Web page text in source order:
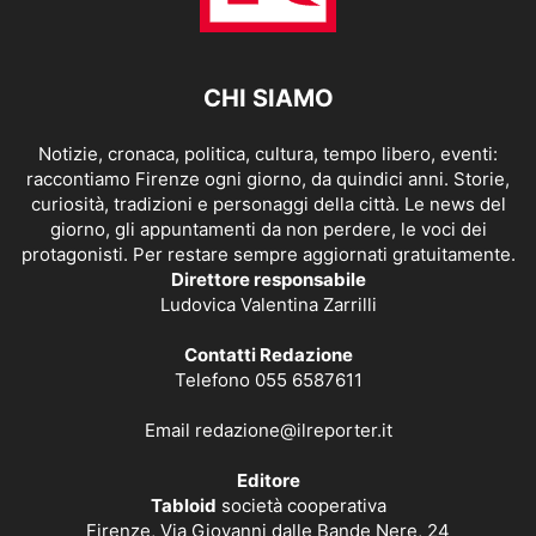
CHI SIAMO
Notizie, cronaca, politica, cultura, tempo libero, eventi:
raccontiamo Firenze ogni giorno, da quindici anni. Storie,
curiosità, tradizioni e personaggi della città. Le news del
giorno, gli appuntamenti da non perdere, le voci dei
protagonisti. Per restare sempre aggiornati gratuitamente.
Direttore responsabile
Ludovica Valentina Zarrilli
Contatti Redazione
Telefono 055 6587611
Email redazione@ilreporter.it
Editore
Tabloid società cooperativa
Firenze, Via Giovanni dalle Bande Nere, 24